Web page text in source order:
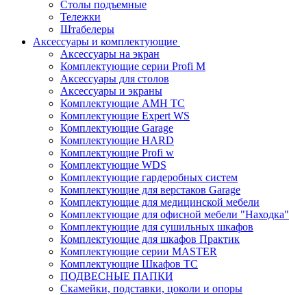
Столы подъемные
Тележки
Штабелеры
Аксессуары и комплектующие
Аксессуары на экран
Комплектующие серии Profi M
Аксессуары для столов
Аксессуары и экраны
Комплектующие AMH TC
Комплектующие Expert WS
Комплектующие Garage
Комплектующие HARD
Комплектующие Profi w
Комплектующие WDS
Комплектующие гардеробных систем
Комплектующие для верстаков Garage
Комплектующие для медицинской мебели
Комплектующие для офисной мебели "Находка"
Комплектующие для сушильных шкафов
Комплектующие для шкафов Практик
Комплектующие серии MASTER
Комплектующие Шкафов ТС
ПОДВЕСНЫЕ ПАПКИ
Скамейки, подставки, цоколи и опоры